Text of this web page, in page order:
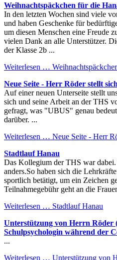
Weihnachtspäckchen für die
In den letzten Wochen sind viele
und haben Geschenke für
um diesen Menschen eine Freude
vielen Dank an alle Unterstützer.
der Klasse 2b ...
Weiterlesen …
Neue Seite - Herr Röder stellt
Auf einer neuen Unterseite stellt
sich und seine Arbeit an der THS
gefragt, was "UBUS" genau
darüber. ...
Weiterlesen … Neue Seite - Herr
Stadtlauf Hanau
Das Kollegium der THS war dabei.
anders.So haben sich die
sportlich betätigt, um ein Zeichen
Teilnahmegebühr geht an die
Weiterlesen … Stadtlauf Hanau
Unterstützung von Herrn
Schulpsychologin während der
...
Weiterlesen … Unterstützung von